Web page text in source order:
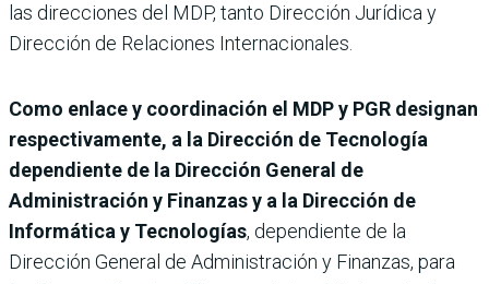
las direcciones del MDP, tanto Dirección Jurídica y
Dirección de Relaciones Internacionales.
Como enlace y coordinación el MDP y PGR designan
respectivamente, a la Dirección de Tecnología
dependiente de la Dirección General de
Administración y Finanzas y a la Dirección de
Informática y Tecnologías, dependiente de la
Dirección General de Administración y Finanzas, para